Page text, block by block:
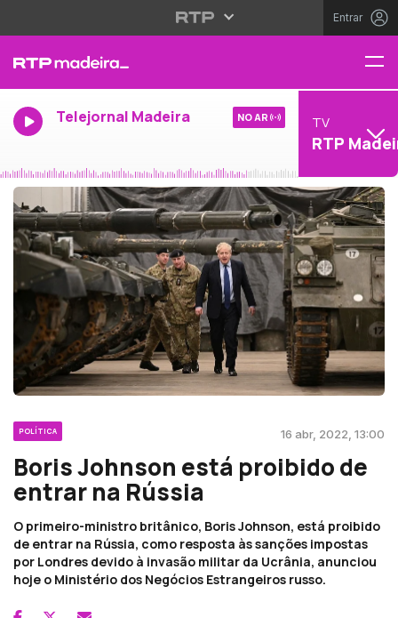
Entrar
Telejornal Madeira NO AR TV
RTP
POLÍTICA 16 abr, 2022, 13:00
Boris Johnson está proibido de
entrar na Rússia
O primeiro-ministro britânico, Boris Johnson, está proibido
de entrar na Rússia, como resposta às sanções impostas
por Londres devido à invasão militar da Ucrânia, anunciou
hoje o Ministério dos Negócios Estrangeiros russo.